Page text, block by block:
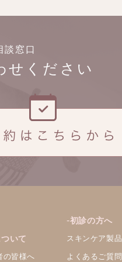
窓口
せください
いて
の皆様へ
初診の方へ
スキンケア製品
よくあるご質問